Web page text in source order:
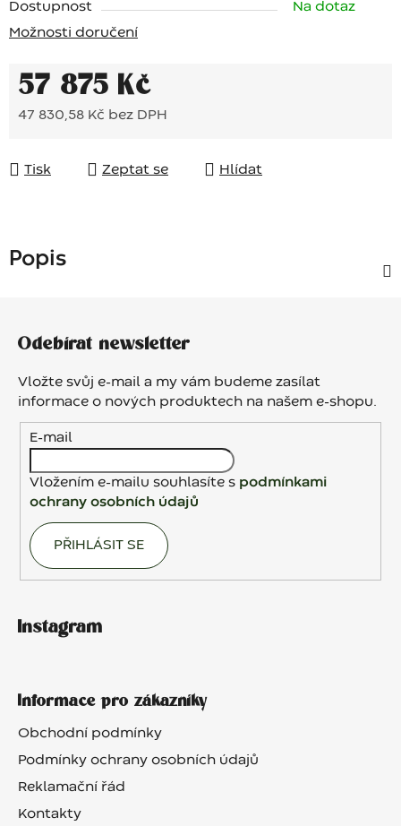
Dostupnost
Na dotaz
Možnosti doručení
57 875 Kč
47 830,58 Kč bez DPH
Tisk Zeptat se Hlídat
Popis
Odebírat newsletter
Vložte svůj e-mail a my vám budeme zasílat
informace o nových produktech na našem e-shopu.
E-mail
Vložením e-mailu souhlasíte s podmínkami
ochrany osobních údajů
PŘIHLÁSIT SE
Instagram
Informace pro zákazníky
Obchodní podmínky
Podmínky ochrany osobních údajů
Reklamační řád
Kontakty